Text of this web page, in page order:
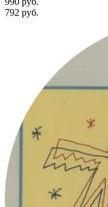
792 руб.